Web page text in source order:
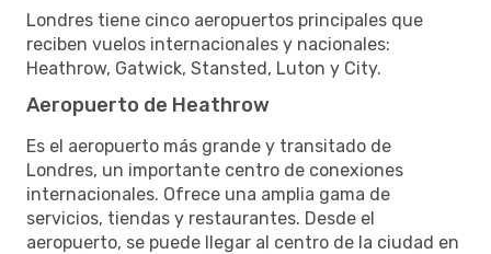
Londres tiene cinco aeropuertos principales que
reciben vuelos internacionales y nacionales:
Heathrow, Gatwick, Stansted, Luton y City.
Aeropuerto de Heathrow
Es el aeropuerto más grande y transitado de
Londres, un importante centro de conexiones
internacionales. Ofrece una amplia gama de
servicios, tiendas y restaurantes. Desde el
aeropuerto, se puede llegar al centro de la ciudad en